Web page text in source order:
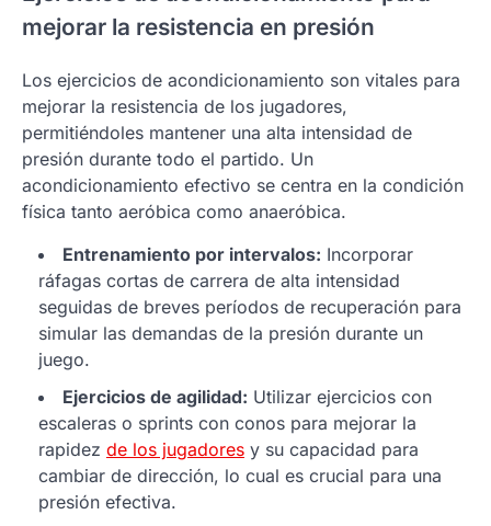
mejorar la resistencia en presión
Los ejercicios de acondicionamiento son vitales para
mejorar la resistencia de los jugadores,
permitiéndoles mantener una alta intensidad de
presión durante todo el partido. Un
acondicionamiento efectivo se centra en la condición
física tanto aeróbica como anaeróbica.
Entrenamiento por intervalos: Incorporar
ráfagas cortas de carrera de alta intensidad
seguidas de breves períodos de recuperación para
simular las demandas de la presión durante un
juego.
Ejercicios de agilidad: Utilizar ejercicios con
escaleras o sprints con conos para mejorar la
rapidez de los jugadores y su capacidad para
cambiar de dirección, lo cual es crucial para una
presión efectiva.